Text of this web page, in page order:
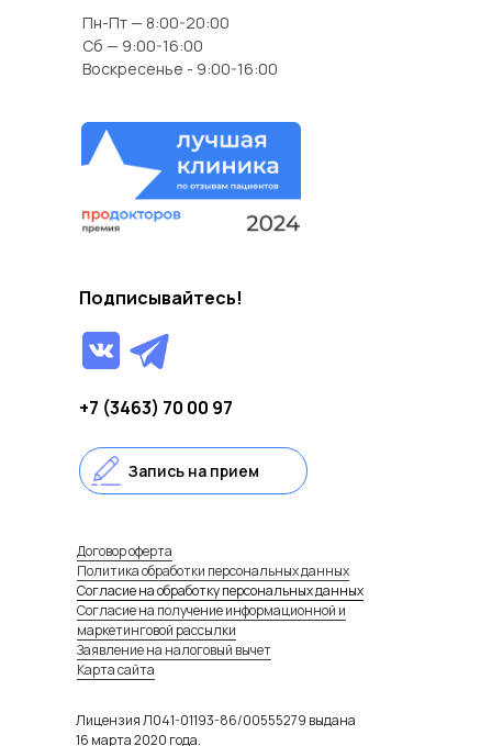
Запись на прием
+7 (3463) 70 00 97
Подписывайтесь!
Пн-Пт — 8:00-20:00
Сб — 9:00-16:00
Воскресенье - 9:00-16:00
Лицензия Л041-01193-86/00555279 выдана
16 марта 2020 года.
Договор оферта
Политика обработки персональных данных
Согласие на обработку персональных данных
Согласие на получение информационной и
маркетинговой рассылки
Заявление на налоговый вычет
Карта сайта